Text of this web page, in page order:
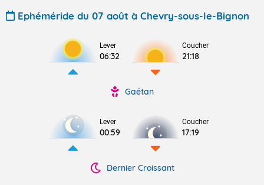
Ephéméride du 07 août à Chevry-sous-le-Bignon
Lever
06:32
Coucher
21:18
Gaétan
Lever
00:59
Coucher
17:19
Dernier Croissant